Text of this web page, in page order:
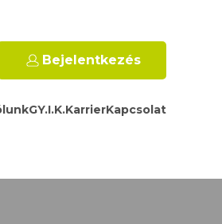
Bejelentkezés
GY.I.K.KarrierKapcsolat